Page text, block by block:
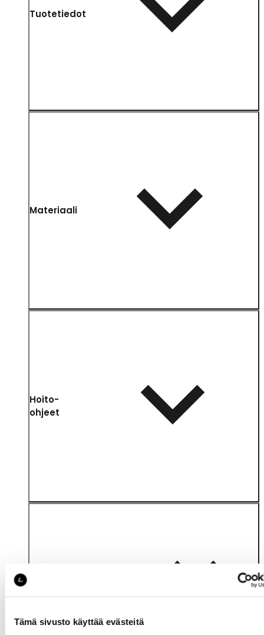
Tämä sivusto käyttää evästeitä
Tuotetiedot
Materiaali
Hoito-
ohjeet